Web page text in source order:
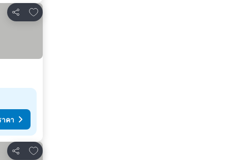
แชร์
เพิ่มในรายการโปรด
คา
แชร์
เพิ่มในรายการโปรด